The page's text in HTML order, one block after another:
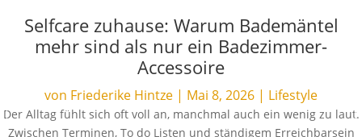
Selfcare zuhause: Warum Bademäntel
mehr sind als nur ein Badezimmer-
Accessoire
von Friederike Hintze | Mai 8, 2026 | Lifestyle
Der Alltag fühlt sich oft voll an, manchmal auch ein wenig zu laut.
Zwischen Terminen, To do Listen und ständigem Erreichbarsein